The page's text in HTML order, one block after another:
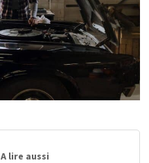
A lire aussi